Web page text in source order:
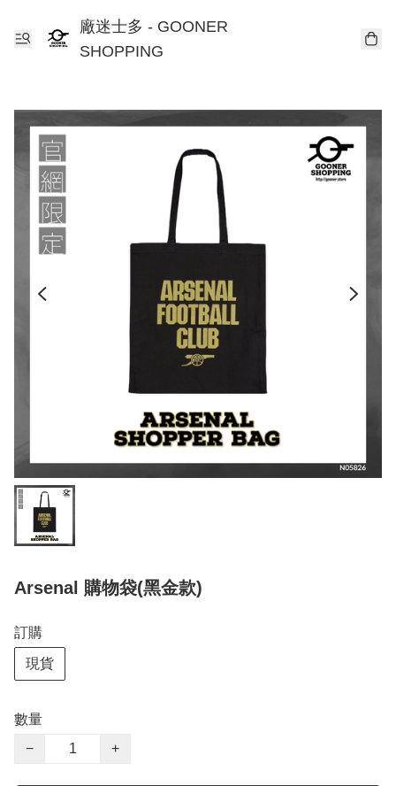
廠迷士多 - GOONER
SHOPPING
Arsenal 購物袋(黑金款)
訂購
現貨
數量
−
+